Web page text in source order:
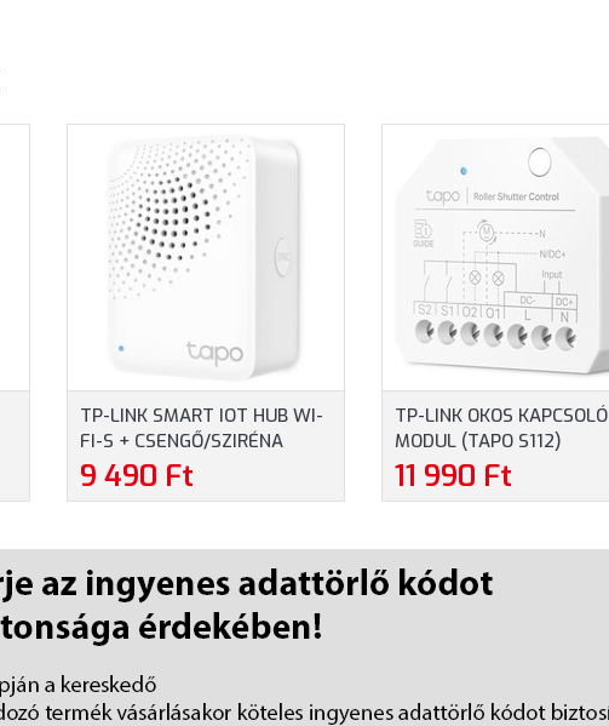
TP-LINK SMART IOT HUB WI-
FI-S + CSENGŐ/SZIRÉNA
(TAPO H100)
9 490 Ft
TP-LINK OKOS KAPCSOLÓ
MODUL (TAPO S112)
11 990 Ft